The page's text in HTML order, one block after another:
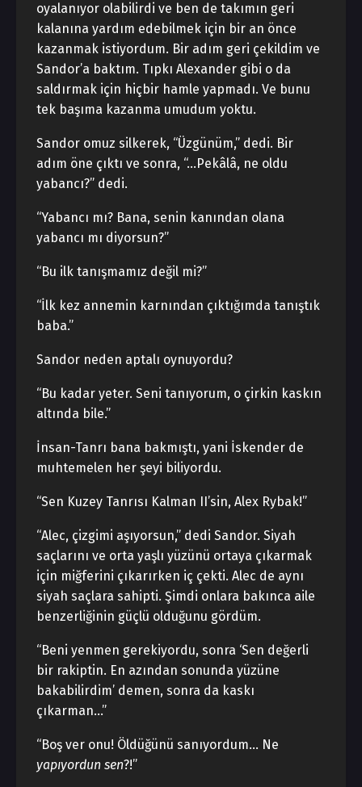
oyalanıyor olabilirdi ve ben de takımın geri
kalanına yardım edebilmek için bir an önce
kazanmak istiyordum. Bir adım geri çekildim ve
Sandor’a baktım. Tıpkı Alexander gibi o da
saldırmak için hiçbir hamle yapmadı. Ve bunu
tek başıma kazanma umudum yoktu.
Sandor omuz silkerek, “Üzgünüm,” dedi. Bir
adım öne çıktı ve sonra, “…Pekâlâ, ne oldu
yabancı?” dedi.
“Yabancı mı? Bana, senin kanından olana
yabancı mı diyorsun?”
“Bu ilk tanışmamız değil mi?”
“İlk kez annemin karnından çıktığımda tanıştık
baba.”
Sandor neden aptalı oynuyordu?
“Bu kadar yeter. Seni tanıyorum, o çirkin kaskın
altında bile.”
İnsan-Tanrı bana bakmıştı, yani İskender de
muhtemelen her şeyi biliyordu.
“Sen Kuzey Tanrısı Kalman II’sin, Alex Rybak!”
“Alec, çizgimi aşıyorsun,” dedi Sandor. Siyah
saçlarını ve orta yaşlı yüzünü ortaya çıkarmak
için miğferini çıkarırken iç çekti. Alec de aynı
siyah saçlara sahipti. Şimdi onlara bakınca aile
benzerliğinin güçlü olduğunu gördüm.
“Beni yenmen gerekiyordu, sonra ‘Sen değerli
bir rakiptin. En azından sonunda yüzüne
bakabilirdim’ demen, sonra da kaskı
çıkarman…”
“Boş ver onu! Öldüğünü sanıyordum… Ne
yapıyordun sen?!”